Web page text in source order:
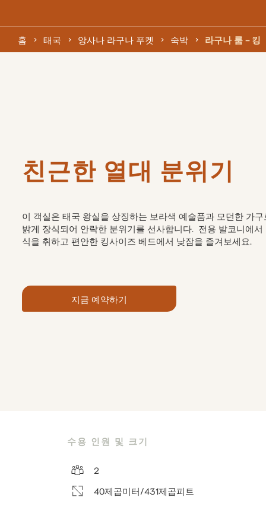
홈 태국 앙사나 라구나 푸켓 숙박 라구나 룸 - 킹
친근한 열대 분위기
이 객실은 태국 왕실을 상징하는 보라색 예술품과 모던한 가구
밝게 장식되어 안락한 분위기를 선사합니다.  전용 발코니에서
식을 취하고 편안한 킹사이즈 베드에서 낮잠을 즐겨보세요.
지금 예약하기
수용 인원 및 크기
2
40제곱미터/431제곱피트